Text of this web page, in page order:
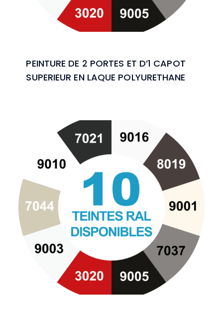
PEINTURE DE 2 PORTES ET D’1 CAPOT
SUPERIEUR EN LAQUE POLYURETHANE